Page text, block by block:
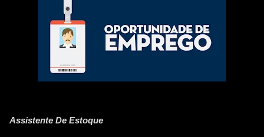
Assistente De Estoque